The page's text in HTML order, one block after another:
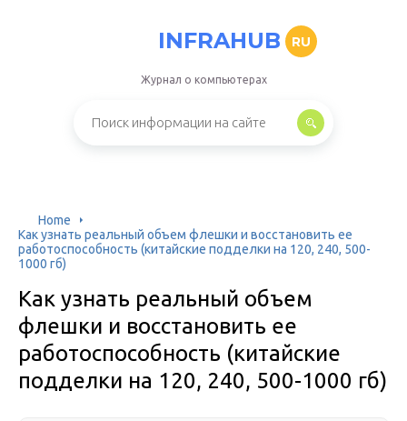
INFRAHUB RU
Журнал о компьютерах
Home
Как узнать реальный объем флешки и восстановить ее
работоспособность (китайские подделки на 120, 240, 500-
1000 гб)
Как узнать реальный объем
флешки и восстановить ее
работоспособность (китайские
подделки на 120, 240, 500-1000 гб)